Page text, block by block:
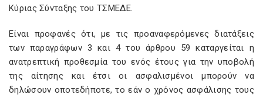
Κύριας Σύνταξης του ΤΣΜΕΔΕ.
Είναι προφανές ότι, με τις προαναφερόμενες διατάξεις
των παραγράφων 3 και 4 του άρθρου 59 καταργείται η
ανατρεπτική προθεσμία του ενός έτους για την υποβολή
της αίτησης και έτσι οι ασφαλισμένοι μπορούν να
δηλώσουν οποτεδήποτε, το εάν ο χρόνος ασφάλισης τους